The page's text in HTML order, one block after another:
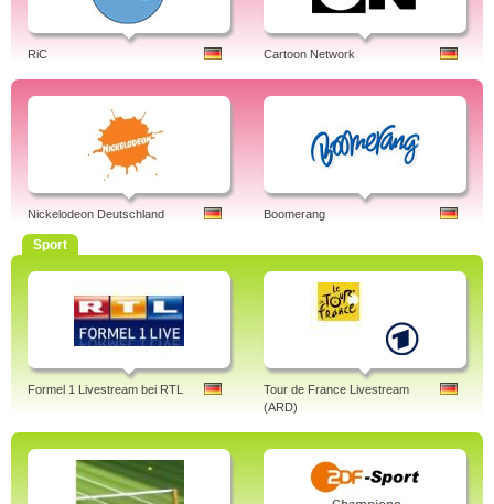
RiC Cartoon Network
Nickelodeon Deutschland Boomerang
Sport
Formel 1 Livestream bei RTL
Tour de France Livestream
(ARD)